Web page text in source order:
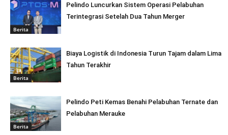
Berita
Pelindo Luncurkan Sistem Operasi Pelabuhan
Terintegrasi Setelah Dua Tahun Merger
Berita
Biaya Logistik di Indonesia Turun Tajam dalam Lima
Tahun Terakhir
Berita
Pelindo Peti Kemas Benahi Pelabuhan Ternate dan
Pelabuhan Merauke